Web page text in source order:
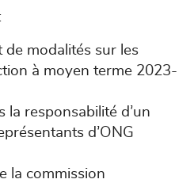
de modalités sur les
à moyen terme 2023-
la responsabilité d’un
d’ONG
la commission